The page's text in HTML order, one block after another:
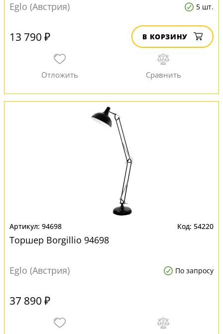
Eglo (Австрия)
5 шт.
13 790 ₽ В КОРЗИНУ
94698 54220
Торшер Borgillio 94698
Eglo (Австрия) По запросу
37 890 ₽